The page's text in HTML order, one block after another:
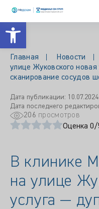
Открыть панель
Главная Новости
улице Жуковского
сканирование сосудов
Дата публикации: 10.07.2024
Дата последнего
206 просмотров
Оценка 0/
В клинике
на улице
услуга —